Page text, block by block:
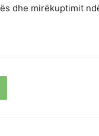
dhe mirëkuptimit